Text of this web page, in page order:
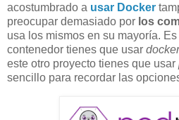
acostumbrado a usar Docker
preocupar demasiado por los
usa los mismos en su mayoría.
contenedor tienes que usar
este otro proyecto tienes que usar
sencillo para recordar las